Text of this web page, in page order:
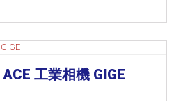
工業相機 GIGE